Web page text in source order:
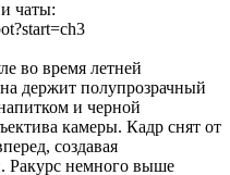
чаты:
во время летней
держит полупрозрачный
и черной
камеры. Кадр снят от
создавая
Ракурс немного выше